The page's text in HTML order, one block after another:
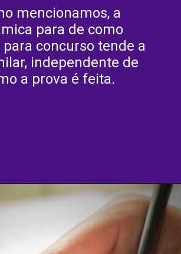
mencionamos, a
para de como
concurso tende a
independente de
a prova é feita.
agenciasantarem.com.br/amp